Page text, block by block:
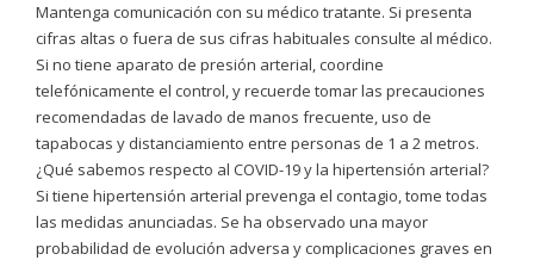
Mantenga comunicación con su médico tratante. Si presenta
cifras altas o fuera de sus cifras habituales consulte al médico.
Si no tiene aparato de presión arterial, coordine
telefónicamente el control, y recuerde tomar las precauciones
recomendadas de lavado de manos frecuente, uso de
tapabocas y distanciamiento entre personas de 1 a 2 metros.
¿Qué sabemos respecto al COVID-19 y la hipertensión arterial?
Si tiene hipertensión arterial prevenga el contagio, tome todas
las medidas anunciadas. Se ha observado una mayor
probabilidad de evolución adversa y complicaciones graves en